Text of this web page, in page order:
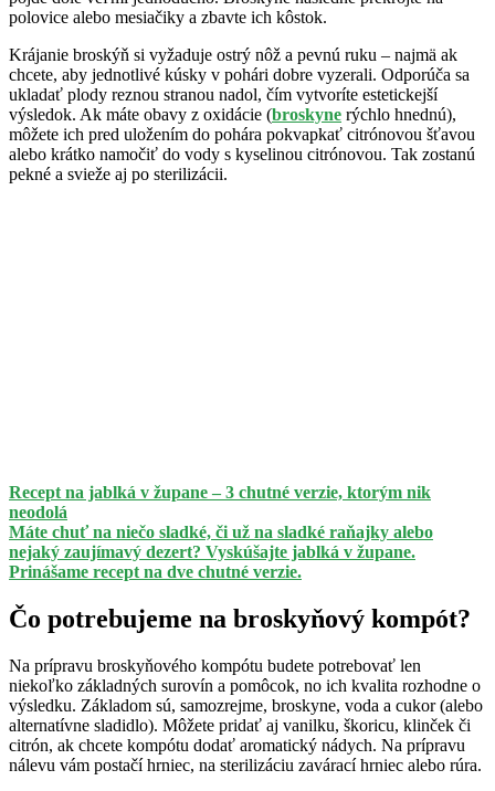
polovice alebo mesiačiky a zbavte ich kôstok.
Krájanie broskýň si vyžaduje ostrý nôž a pevnú ruku – najmä ak
chcete, aby jednotlivé kúsky v pohári dobre vyzerali. Odporúča sa
ukladať plody reznou stranou nadol, čím vytvoríte estetickejší
výsledok. Ak máte obavy z oxidácie (broskyne rýchlo hnednú),
môžete ich pred uložením do pohára pokvapkať citrónovou šťavou
alebo krátko namočiť do vody s kyselinou citrónovou. Tak zostanú
pekné a svieže aj po sterilizácii.
Recept na jablká v župane – 3 chutné verzie, ktorým nik
neodolá
Máte chuť na niečo sladké, či už na sladké raňajky alebo
nejaký zaujímavý dezert? Vyskúšajte jablká v župane.
Prinášame recept na dve chutné verzie.
Čo potrebujeme na broskyňový kompót?
Na prípravu broskyňového kompótu budete potrebovať len
niekoľko základných surovín a pomôcok, no ich kvalita rozhodne o
výsledku. Základom sú, samozrejme, broskyne, voda a cukor (alebo
alternatívne sladidlo). Môžete pridať aj vanilku, škoricu, klinček či
citrón, ak chcete kompótu dodať aromatický nádych. Na prípravu
nálevu vám postačí hrniec, na sterilizáciu zavárací hrniec alebo rúra.